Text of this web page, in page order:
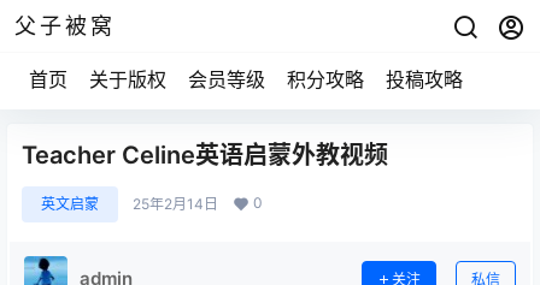
父子被窝
首页 关于版权 会员等级 积分攻略 投稿攻略
Teacher Celine英语启蒙外教视频
英文启蒙 25年2月14日 0
admin 关注 私信